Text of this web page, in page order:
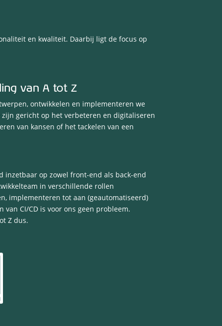
en kwaliteit. Daarbij ligt de focus op
van A tot Z
ontwikkelen en implementeren we
gericht op het verbeteren en digitaliseren
van kansen of het tackelen van een
inzetbaar op zowel front-end als back-end
in verschillende rollen
implementeren tot aan (geautomatiseerd)
CI/CD is voor ons geen probleem.
Z dus.